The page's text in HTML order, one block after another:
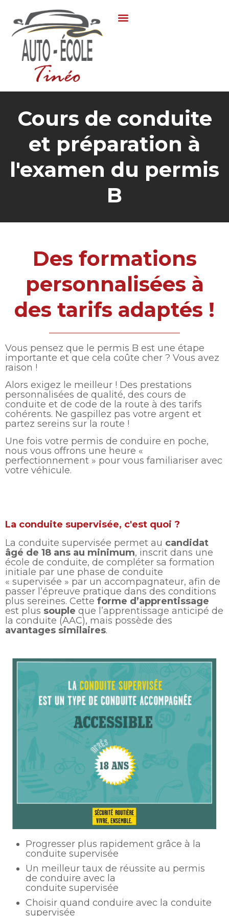
Cours de conduite
et préparation à
l'examen du permis
B
Des formations
personnalisées à
des tarifs adaptés !
Vous pensez que le permis B est une étape
importante et que cela coûte cher ? Vous avez
raison !
Alors exigez le meilleur ! Des prestations
personnalisées de qualité, des cours de
conduite et de code de la route à des tarifs
cohérents. Ne gaspillez pas votre argent et
partez sereins sur la route !
Une fois votre permis de conduire en poche,
nous vous offrons une heure «
perfectionnement » pour vous familiariser avec
votre véhicule.
La conduite supervisée, c'est quoi ?
La conduite supervisée permet au candidat
âgé de 18 ans au minimum, inscrit dans une
école de conduite, de compléter sa formation
initiale par une phase de conduite
« supervisée » par un accompagnateur, afin de
passer l’épreuve pratique dans des conditions
plus sereines. Cette forme d’apprentissage
est plus souple que l’apprentissage anticipé de
la conduite (AAC), mais possède des
avantages similaires.
Progresser plus rapidement grâce à la
conduite supervisée
Un meilleur taux de réussite au permis
de conduire avec la
conduite supervisée
Choisir quand conduire avec la conduite
supervisée